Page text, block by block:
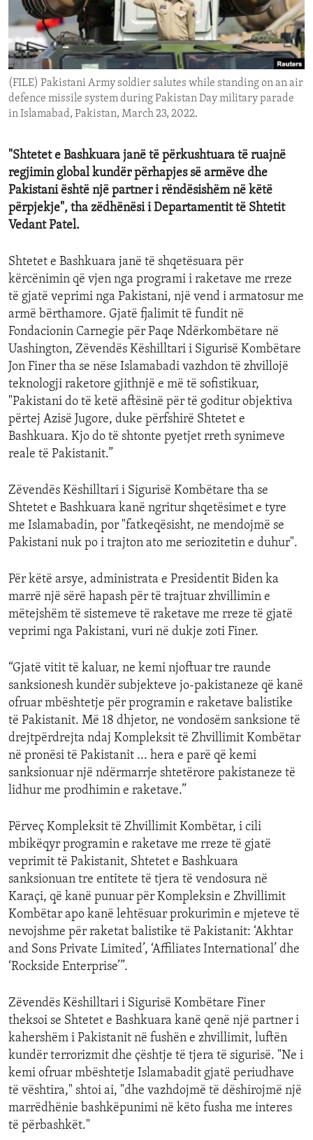
ENVIRONMENT AND HEALTH
IDEALS AND INSTITUTIONS
(FILE) Pakistani Army soldier salutes while standing on an air
defence missile system during Pakistan Day military parade
in Islamabad, Pakistan, March 23, 2022.
"Shtetet e Bashkuara janë të përkushtuara të ruajnë
regjimin global kundër përhapjes së armëve dhe
Pakistani është një partner i rëndësishëm në këtë
përpjekje", tha zëdhënësi i Departamentit të Shtetit
Vedant Patel.
Shtetet e Bashkuara janë të shqetësuara për
kërcënimin që vjen nga programi i raketave me rreze
të gjatë veprimi nga Pakistani, një vend i armatosur me
armë bërthamore. Gjatë fjalimit të fundit në
Fondacionin Carnegie për Paqe Ndërkombëtare në
Uashington, Zëvendës Këshilltari i Sigurisë Kombëtare
Jon Finer tha se nëse Islamabadi vazhdon të zhvillojë
teknologji raketore gjithnjë e më të sofistikuar,
"Pakistani do të ketë aftësinë për të goditur objektiva
përtej Azisë Jugore, duke përfshirë Shtetet e
Bashkuara. Kjo do të shtonte pyetjet rreth synimeve
reale të Pakistanit.”
Zëvendës Këshilltari i Sigurisë Kombëtare tha se
Shtetet e Bashkuara kanë ngritur shqetësimet e tyre
me Islamabadin, por "fatkeqësisht, ne mendojmë se
Pakistani nuk po i trajton ato me seriozitetin e duhur".
Për këtë arsye, administrata e Presidentit Biden ka
marrë një sërë hapash për të trajtuar zhvillimin e
mëtejshëm të sistemeve të raketave me rreze të gjatë
veprimi nga Pakistani, vuri në dukje zoti Finer.
“Gjatë vitit të kaluar, ne kemi njoftuar tre raunde
sanksionesh kundër subjekteve jo-pakistaneze që kanë
ofruar mbështetje për programin e raketave balistike
të Pakistanit. Më 18 dhjetor, ne vondosëm sanksione të
drejtpërdrejta ndaj Kompleksit të Zhvillimit Kombëtar
në pronësi të Pakistanit ... hera e parë që kemi
sanksionuar një ndërmarrje shtetërore pakistaneze të
lidhur me prodhimin e raketave.”
Përveç Kompleksit të Zhvillimit Kombëtar, i cili
mbikëqyr programin e raketave me rreze të gjatë
veprimit të Pakistanit, Shtetet e Bashkuara
sanksionuan tre entitete të tjera të vendosura në
Karaçi, që kanë punuar për Kompleksin e Zhvillimit
Kombëtar apo kanë lehtësuar prokurimin e mjeteve të
nevojshme për raketat balistike të Pakistanit: ‘Akhtar
and Sons Private Limited’, ‘Affiliates International’ dhe
‘Rockside Enterprise’”.
Zëvendës Këshilltari i Sigurisë Kombëtare Finer
theksoi se Shtetet e Bashkuara kanë qenë një partner i
kahershëm i Pakistanit në fushën e zhvillimit, luftën
kundër terrorizmit dhe çështje të tjera të sigurisë. "Ne i
kemi ofruar mbështetje Islamabadit gjatë periudhave
të vështira," shtoi ai, "dhe vazhdojmë të dëshirojmë një
marrëdhënie bashkëpunimi në këto fusha me interes
të përbashkët."